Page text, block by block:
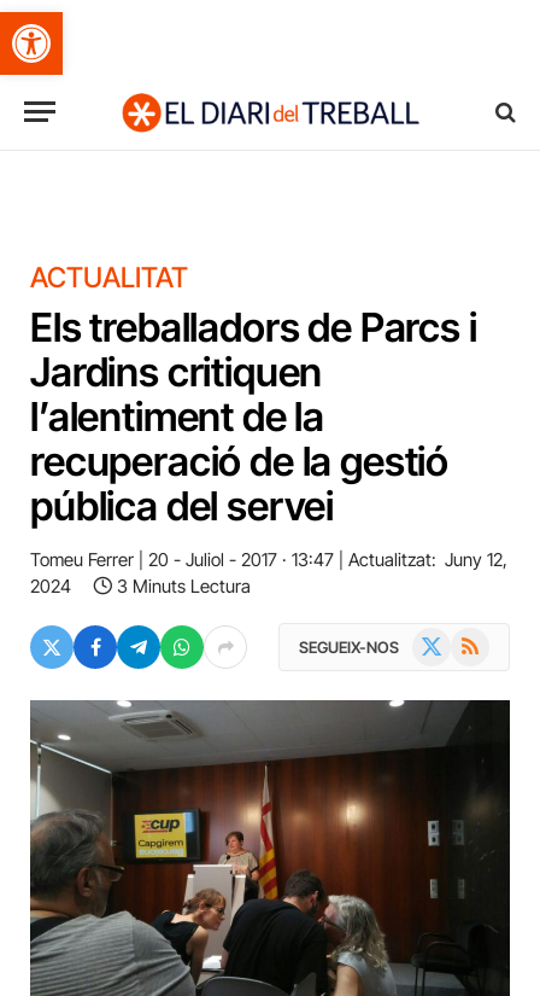
Obre la barra d'eines
ACTUALITAT
Els treballadors de Parcs i
Jardins critiquen
l’alentiment de la
recuperació de la gestió
pública del servei
Tomeu Ferrer 20 - Juliol - 2017 · 13:47 Actualitzat: Juny 12,
2024
3 Minuts Lectura
SEGUEIX-NOS RSS